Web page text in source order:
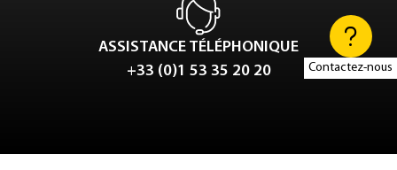
Contactez-nous
ASSISTANCE TÉLÉPHONIQUE
+33 (0)1 53 35 20 20